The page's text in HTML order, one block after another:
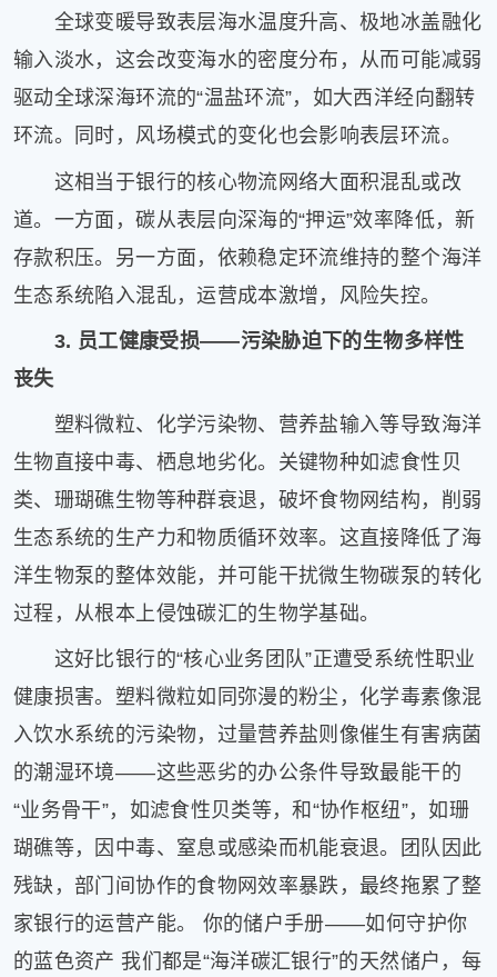
全球变暖导致表层海水温度升高、极地冰盖融化
输入淡水，这会改变海水的密度分布，从而可能减弱
驱动全球深海环流的“温盐环流”，如大西洋经向翻转
环流。同时，风场模式的变化也会影响表层环流。
这相当于银行的核心物流网络大面积混乱或改
道。一方面，碳从表层向深海的“押运”效率降低，新
存款积压。另一方面，依赖稳定环流维持的整个海洋
生态系统陷入混乱，运营成本激增，风险失控。
3. 员工健康受损——污染胁迫下的生物多样性
丧失
塑料微粒、化学污染物、营养盐输入等导致海洋
生物直接中毒、栖息地劣化。关键物种如滤食性贝
类、珊瑚礁生物等种群衰退，破坏食物网结构，削弱
生态系统的生产力和物质循环效率。这直接降低了海
洋生物泵的整体效能，并可能干扰微生物碳泵的转化
过程，从根本上侵蚀碳汇的生物学基础。
这好比银行的“核心业务团队”正遭受系统性职业
健康损害。塑料微粒如同弥漫的粉尘，化学毒素像混
入饮水系统的污染物，过量营养盐则像催生有害病菌
的潮湿环境——这些恶劣的办公条件导致最能干的
“业务骨干”，如滤食性贝类等，和“协作枢纽”，如珊
瑚礁等，因中毒、窒息或感染而机能衰退。团队因此
残缺，部门间协作的食物网效率暴跌，最终拖累了整
家银行的运营产能。 你的储户手册——如何守护你
的蓝色资产 我们都是“海洋碳汇银行”的天然储户，每